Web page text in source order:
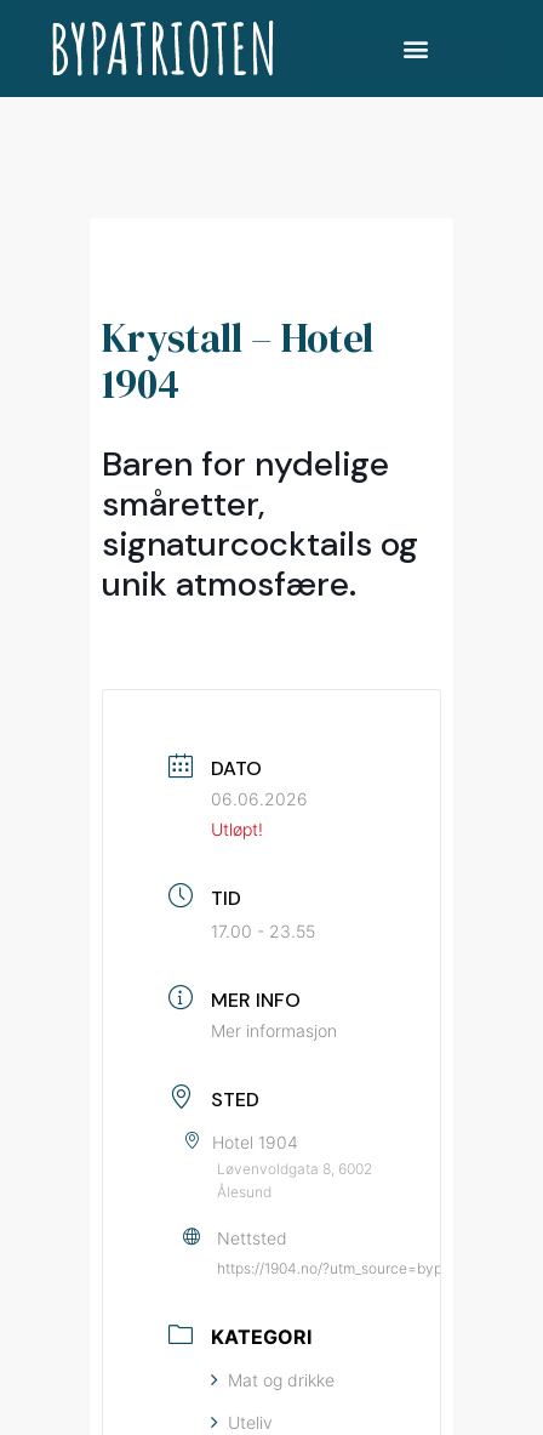
Krystall – Hotel
1904
Baren for nydelige
småretter,
signaturcocktails og
unik atmosfære.
DATO
06.06.2026
Utløpt!
TID
17.00 - 23.55
MER INFO
Mer informasjon
STED
Hotel 1904
Løvenvoldgata 8, 6002
Ålesund
Nettsted
https://1904.no/
KATEGORI
Mat og drikke
Uteliv